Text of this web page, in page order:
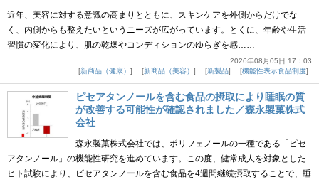
近年、美容に対する意識の高まりとともに、スキンケアを外側からだけでな
く、内側からも整えたいというニーズが広がっています。とくに、年齢や生活
習慣の変化により、肌の乾燥やコンディションのゆらぎを感……
2026年08月05日 17：03
新商品（健康）
新商品（美容） 新製品 機能性表示食品制度
ピセアタンノールを含む食品の摂取により睡眠の質
が改善する可能性が確認されました／森永製菓株式
会社
森永製菓株式会社では、ポリフェノールの一種である「ピセ
アタンノール」の機能性研究を進めています。この度、健常成人を対象とした
ヒト試験により、ピセアタンノールを含む食品を4週間継続摂取することで、睡